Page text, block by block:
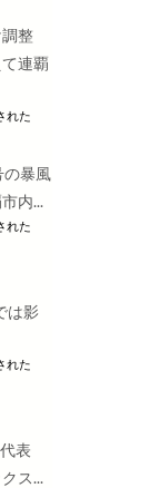
整
て連覇
れた
暴風
内...
れた
は影
れた
代表
ス...